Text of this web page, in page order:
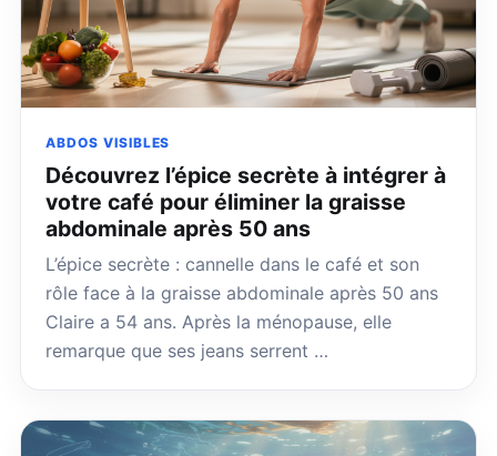
ABDOS VISIBLES
Découvrez l’épice secrète à intégrer à
votre café pour éliminer la graisse
abdominale après 50 ans
L’épice secrète : cannelle dans le café et son
rôle face à la graisse abdominale après 50 ans
Claire a 54 ans. Après la ménopause, elle
remarque que ses jeans serrent …